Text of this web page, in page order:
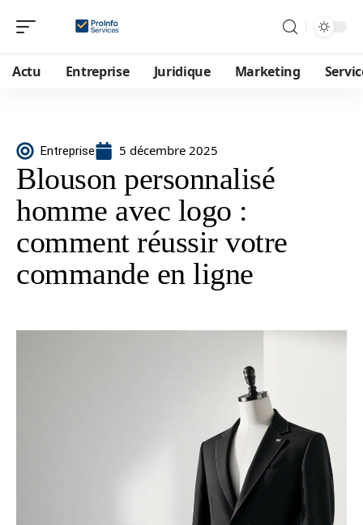
Actu Entreprise Juridique Marketing
Entreprise 5 décembre 2025
Blouson personnalisé
homme avec logo :
comment réussir votre
commande en ligne